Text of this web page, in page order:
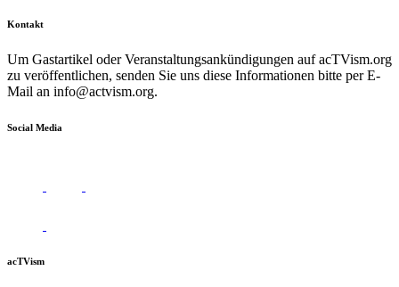
Kontakt
Um Gastartikel oder Veranstaltungsankündigungen auf acTVism.org
zu veröffentlichen, senden Sie uns diese Informationen bitte per E-
Mail an info@actvism.org.
Social Media
acTVism